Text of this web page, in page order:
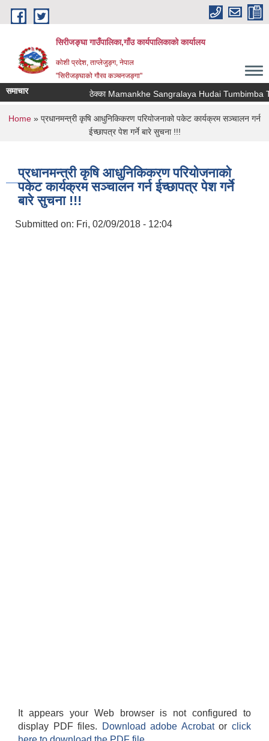
Skip to main content
सिरीजङ्घा गाउँपालिका,गाँउ कार्यपालिकाको कार्यालय
कोशी प्रदेश, ताप्लेजुङ्ग, नेपाल
"सिरीजङ्घाको गौरव कञ्चनजङ्गा"
समाचार ठेक्का Mamankhe Sangralaya Hudai Tumbimba
You are here
Home » प्रधानमन्त्री कृषि आधुनिकिकरण परियोजनाको पकेट कार्यक्रम सञ्चालन गर्न
ईच्छापत्र पेश गर्ने बारे सुचना !!!
प्रधानमन्त्री कृषि आधुनिकिकरण परियोजनाको
पकेट कार्यक्रम सञ्चालन गर्न ईच्छापत्र पेश गर्ने
बारे सुचना !!!
Submitted on: Fri, 02/09/2018 - 12:04
It appears your Web browser is not configured to
display PDF files.
Download adobe Acrobatorclick